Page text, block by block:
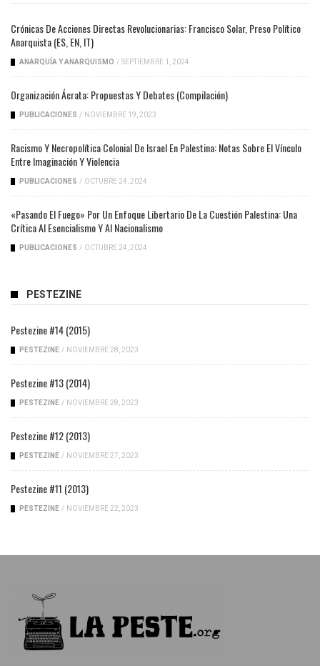
Crónicas De Acciones Directas Revolucionarias: Francisco Solar, Preso Político
Anarquista (ES, EN, IT)
ANARQUÍA Y ANARQUISMO / SEPTIEMBRE 1, 2024
Organización Ácrata: Propuestas Y Debates (compilación)
PUBLICACIONES / NOVIEMBRE 19, 2023
Racismo Y Necropolítica Colonial De Israel En Palestina: Notas Sobre El Vínculo
Entre Imaginación Y Violencia
PUBLICACIONES / OCTUBRE 24, 2024
«Pasando El Fuego» Por Un Enfoque Libertario De La Cuestión Palestina: Una
Crítica Al Esencialismo Y Al Nacionalismo
PUBLICACIONES / OCTUBRE 24, 2024
PESTEZINE
Pestezine #14 (2015)
PESTEZINE / NOVIEMBRE 28, 2023
Pestezine #13 (2014)
PESTEZINE / NOVIEMBRE 28, 2023
Pestezine #12 (2013)
PESTEZINE / NOVIEMBRE 27, 2023
Pestezine #11 (2013)
PESTEZINE / NOVIEMBRE 22, 2023